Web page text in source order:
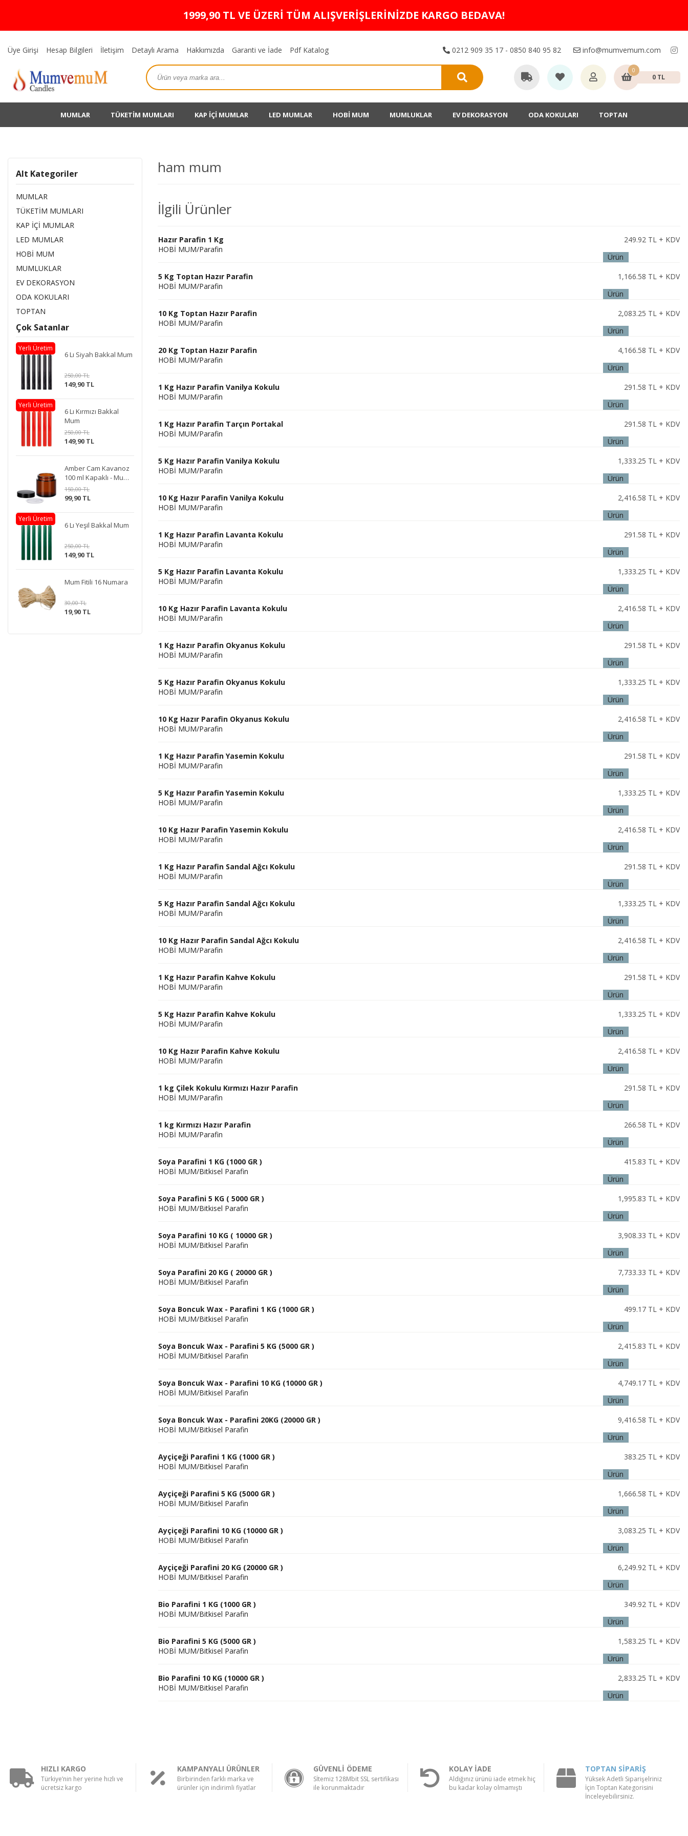
1999,90 TL VE ÜZERİ TÜM ALIŞVERİŞLERİNİZDE KARGO BEDAVA!
Üye Girişi Hesap Bilgileri İletişim Detaylı Arama Hakkımızda Garanti ve İade Pdf Katalog 0212 909 35 17 - 0850 840 95 82 info@mumvemum.com
0
0 TL
MUMLAR TÜKETİM MUMLARI KAP İÇİ MUMLAR LED MUMLAR HOBİ MUM MUMLUKLAR EV DEKORASYON ODA KOKULARI TOPTAN
Alt Kategoriler
MUMLAR
TÜKETİM MUMLARI
KAP İÇİ MUMLAR
LED MUMLAR
HOBİ MUM
MUMLUKLAR
EV DEKORASYON
ODA KOKULARI
TOPTAN
Çok Satanlar
6 Lı Siyah Bakkal Mum
250,00 TL
149,90 TL
Yerli Üretim
6 Lı Kırmızı Bakkal
Mum
250,00 TL
149,90 TL
Yerli Üretim
Amber Cam Kavanoz
100 ml Kapaklı - Mum
Doldurmaya Uygun
150,00 TL
99,90 TL
6 Lı Yeşil Bakkal Mum
250,00 TL
149,90 TL
Yerli Üretim
Mum Fitili 16 Numara
30,00 TL
19,90 TL
ham mum
İlgili Ürünler
Hazır Parafin 1 Kg
HOBİ MUM/Parafin
249.92TL + KDV
Ürün
5 Kg Toptan Hazır Parafin
HOBİ MUM/Parafin
1,166.58 TL + KDV
Ürün
10 Kg Toptan Hazır Parafin
HOBİ MUM/Parafin
2,083.25 TL + KDV
Ürün
20 Kg Toptan Hazır Parafin
HOBİ MUM/Parafin
4,166.58 TL + KDV
Ürün
1 Kg Hazır Parafin Vanilya Kokulu
HOBİ MUM/Parafin
291.58 TL + KDV
Ürün
1 Kg Hazır Parafin Tarçın Portakal
HOBİ MUM/Parafin
291.58 TL + KDV
Ürün
5 Kg Hazır Parafin Vanilya Kokulu
HOBİ MUM/Parafin
1,333.25 TL + KDV
Ürün
10 Kg Hazır Parafin Vanilya Kokulu
HOBİ MUM/Parafin
2,416.58 TL + KDV
Ürün
1 Kg Hazır Parafin Lavanta Kokulu
HOBİ MUM/Parafin
291.58 TL + KDV
Ürün
5 Kg Hazır Parafin Lavanta Kokulu
HOBİ MUM/Parafin
1,333.25 TL + KDV
Ürün
10 Kg Hazır Parafin Lavanta Kokulu
HOBİ MUM/Parafin
2,416.58 TL + KDV
Ürün
1 Kg Hazır Parafin Okyanus Kokulu
HOBİ MUM/Parafin
291.58 TL + KDV
Ürün
5 Kg Hazır Parafin Okyanus Kokulu
HOBİ MUM/Parafin
1,333.25 TL + KDV
Ürün
10 Kg Hazır Parafin Okyanus Kokulu
HOBİ MUM/Parafin
2,416.58 TL + KDV
Ürün
1 Kg Hazır Parafin Yasemin Kokulu
HOBİ MUM/Parafin
291.58 TL + KDV
Ürün
5 Kg Hazır Parafin Yasemin Kokulu
HOBİ MUM/Parafin
1,333.25 TL + KDV
Ürün
10 Kg Hazır Parafin Yasemin Kokulu
HOBİ MUM/Parafin
2,416.58 TL + KDV
Ürün
1 Kg Hazır Parafin Sandal Ağcı Kokulu
HOBİ MUM/Parafin
291.58 TL + KDV
Ürün
5 Kg Hazır Parafin Sandal Ağcı Kokulu
HOBİ MUM/Parafin
1,333.25 TL + KDV
Ürün
10 Kg Hazır Parafin Sandal Ağcı Kokulu
HOBİ MUM/Parafin
2,416.58 TL + KDV
Ürün
1 Kg Hazır Parafin Kahve Kokulu
HOBİ MUM/Parafin
291.58 TL + KDV
Ürün
5 Kg Hazır Parafin Kahve Kokulu
HOBİ MUM/Parafin
1,333.25 TL + KDV
Ürün
10 Kg Hazır Parafin Kahve Kokulu
HOBİ MUM/Parafin
2,416.58 TL + KDV
Ürün
1 kg Çilek Kokulu Kırmızı Hazır Parafin
HOBİ MUM/Parafin
291.58 TL + KDV
Ürün
1 kg Kırmızı Hazır Parafin
HOBİ MUM/Parafin
266.58 TL + KDV
Ürün
Soya Parafini 1 KG (1000 GR )
HOBİ MUM/Bitkisel Parafin
415.83 TL + KDV
Ürün
Soya Parafini 5 KG ( 5000 GR )
HOBİ MUM/Bitkisel Parafin
1,995.83 TL + KDV
Ürün
Soya Parafini 10 KG ( 10000 GR )
HOBİ MUM/Bitkisel Parafin
3,908.33 TL + KDV
Ürün
Soya Parafini 20 KG ( 20000 GR )
HOBİ MUM/Bitkisel Parafin
7,733.33 TL + KDV
Ürün
Soya Boncuk Wax - Parafini 1 KG (1000 GR )
HOBİ MUM/Bitkisel Parafin
499.17TL + KDV
Ürün
Soya Boncuk Wax - Parafini 5 KG (5000 GR )
HOBİ MUM/Bitkisel Parafin
2,415.83 TL + KDV
Ürün
Soya Boncuk Wax - Parafini 10 KG (10000 GR )
HOBİ MUM/Bitkisel Parafin
4,749.17TL + KDV
Ürün
Soya Boncuk Wax - Parafini 20KG (20000 GR )
HOBİ MUM/Bitkisel Parafin
9,416.58 TL + KDV
Ürün
Ayçiçeği Parafini 1 KG (1000 GR )
HOBİ MUM/Bitkisel Parafin
383.25 TL + KDV
Ürün
Ayçiçeği Parafini 5 KG (5000 GR )
HOBİ MUM/Bitkisel Parafin
1,666.58 TL + KDV
Ürün
Ayçiçeği Parafini 10 KG (10000 GR )
HOBİ MUM/Bitkisel Parafin
3,083.25 TL + KDV
Ürün
Ayçiçeği Parafini 20 KG (20000 GR )
HOBİ MUM/Bitkisel Parafin
6,249.92TL + KDV
Ürün
Bio Parafini 1 KG (1000 GR )
HOBİ MUM/Bitkisel Parafin
349.92TL + KDV
Ürün
Bio Parafini 5 KG (5000 GR )
HOBİ MUM/Bitkisel Parafin
1,583.25 TL + KDV
Ürün
Bio Parafini 10 KG (10000 GR )
HOBİ MUM/Bitkisel Parafin
2,833.25 TL + KDV
Ürün
HIZLI KARGO
Türkiye’nin her yerine hızlı ve
ücretsiz kargo
KAMPANYALI ÜRÜNLER
Birbirinden farklı marka ve
ürünler için indirimli fiyatlar
GÜVENLİ ÖDEME
Sİtemiz 128Mbit SSL sertifikası
ile korunmaktadır
KOLAY İADE
Aldığınız ürünü iade etmek hiç
bu kadar kolay olmamıştı
TOPTAN SİPARİŞ
Yüksek Adetli Siparişelriniz
İçin Toptan Kategorisini
İnceleyebilirsiniz.